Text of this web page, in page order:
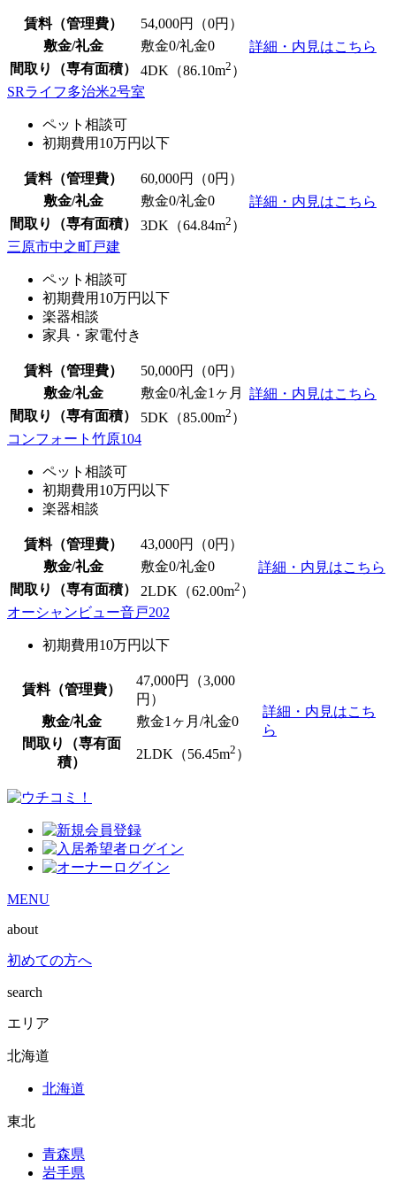
賃料（管理費） 54,000円（0円）
詳細・内見はこちら
敷金/礼金 敷金0/礼金0
間取り（専有面積）
4DK（86.10m2 ）
SRライフ多治米2号室
ペット相談可
初期費用10万円以下
賃料（管理費） 60,000円（0円）
詳細・内見はこちら
敷金/礼金 敷金0/礼金0
間取り（専有面積）
3DK（64.84m2 ）
三原市中之町戸建
ペット相談可
初期費用10万円以下
楽器相談
家具・家電付き
賃料（管理費） 50,000円（0円）
詳細・内見はこちら
敷金/礼金 敷金0/礼金1ヶ月
間取り（専有面積）
5DK（85.00m2 ）
コンフォート竹原104
ペット相談可
初期費用10万円以下
楽器相談
賃料（管理費） 43,000円（0円）
詳細・内見はこちら
敷金/礼金 敷金0/礼金0
間取り（専有面積）
2LDK（62.00m2 ）
オーシャンビュー音戸202
初期費用10万円以下
賃料（管理費）
47,000円（3,000
円）
詳細・内見はこち
ら
敷金/礼金 敷金1ヶ月/礼金0
間取り（専有面
積）
2LDK（56.45m2 ）
MENU
about
初めての方へ
search
エリア
北海道
北海道
東北
青森県
岩手県